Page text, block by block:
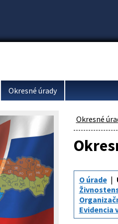
Okresné úrady
Okresné
O úrade
Evidencia